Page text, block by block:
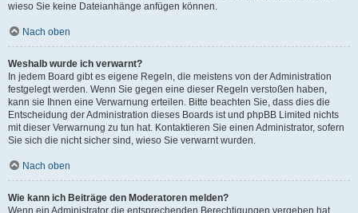
wieso Sie keine Dateianhänge anfügen können.
Nach oben
Weshalb wurde ich verwarnt?
In jedem Board gibt es eigene Regeln, die meistens von der Administration
festgelegt werden. Wenn Sie gegen eine dieser Regeln verstoßen haben,
kann sie Ihnen eine Verwarnung erteilen. Bitte beachten Sie, dass dies die
Entscheidung der Administration dieses Boards ist und phpBB Limited nichts
mit dieser Verwarnung zu tun hat. Kontaktieren Sie einen Administrator, sofern
Sie sich die nicht sicher sind, wieso Sie verwarnt wurden.
Nach oben
Wie kann ich Beiträge den Moderatoren melden?
Wenn ein Administrator die entsprechenden Berechtigungen vergeben hat,